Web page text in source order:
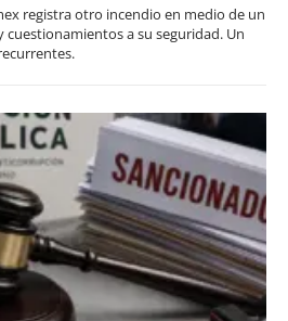
registra otro incendio en medio de un
a su seguridad. Un